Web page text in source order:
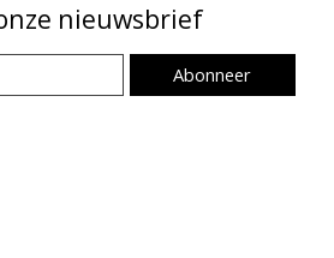
nieuwsbrief
Abonneer